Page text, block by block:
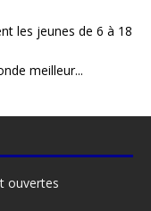
les jeunes de 6 à 18
meilleur...
ouvertes